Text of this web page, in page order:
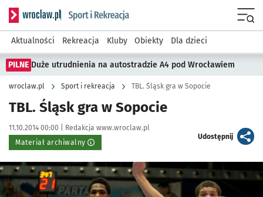
Serwis informacyjny wroclaw.pl podserwis: Sport i rekreacja
Aktualności Rekreacja Kluby Obiekty Dla dzieci
PILNE Duże utrudnienia na autostradzie A4 pod Wrocławiem
wroclaw.pl Sport i rekreacja TBL. Śląsk gra w Sopocie
TBL. Śląsk gra w Sopocie
Data publikacji:
11.10.2014 00:00 | Autor:
Redakcja www.wroclaw.pl
Materiał archiwalny
Udostępnijartykuł
Kliknij, aby powiększyć